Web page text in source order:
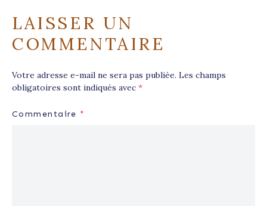
LAISSER UN
COMMENTAIRE
Votre adresse e-mail ne sera pas publiée. Les champs
obligatoires sont indiqués avec *
Commentaire *